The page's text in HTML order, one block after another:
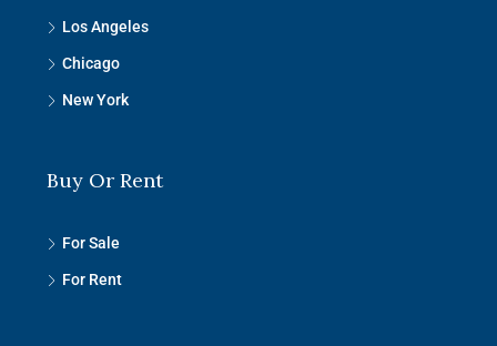
Los Angeles
Chicago
New York
Buy Or Rent
For Sale
For Rent